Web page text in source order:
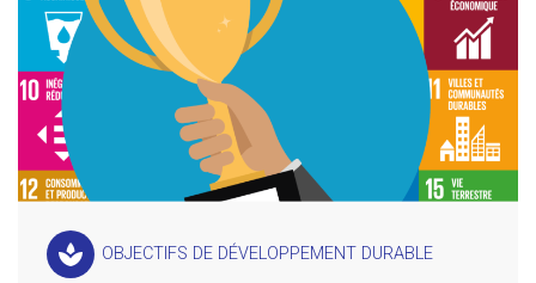
spa OBJECTIFS DE DÉVELOPPEMENT DURABLE